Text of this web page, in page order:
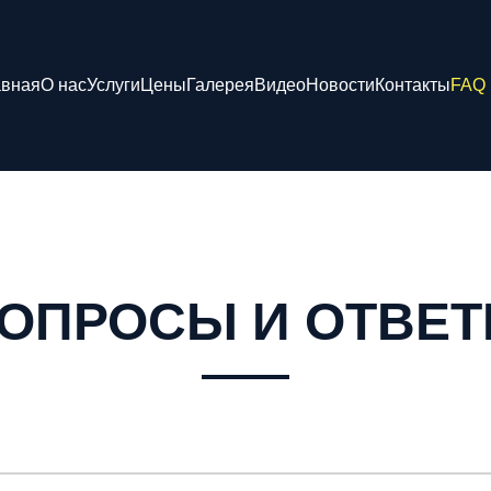
О насУслуги ЦеныГалереяВидеоНовостиКонтактыFAQ
И